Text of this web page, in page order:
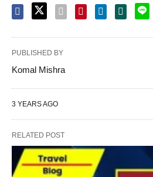
PUBLISHED BY
Komal Mishra
3 YEARS AGO
RELATED POST